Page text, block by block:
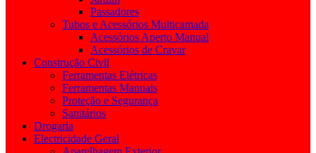
Passadores
Tubos e Acessórios Multicamada
Acessórios Aperto Manual
Acessórios de Cravar
Construção Civil
Ferramentas Elétricas
Ferramentas Manuais
Proteção e Segurança
Sanitários
Drogaria
Electricidade Geral